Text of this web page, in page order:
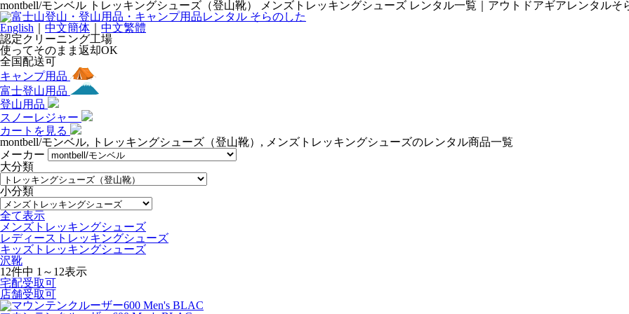
montbell/モンベル トレッキングシューズ（登山靴） メンズトレッキングシューズ レンタル一覧｜アウトドアギアレンタルそ
English
中文簡体
中文繁體
認定クリーニング工場
使ってそのまま返却OK
全国配送可
キャンプ用品
富士登山用品
登山用品
スノーレジャー
カートを見る
montbell/モンベル, トレッキングシューズ（登山靴）, メンズトレッキングシューズのレンタル商品一覧
メーカー
大分類
小分類
全て表示
メンズトレッキングシューズ
レディーストレッキングシューズ
キッズトレッキングシューズ
沢靴
12件中 1～12表示
宅配受取可
店舗受取可